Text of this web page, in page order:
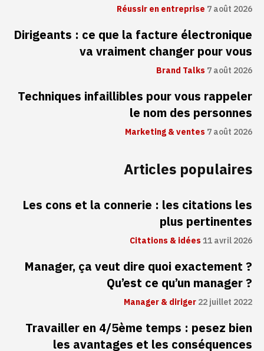
Réussir en entreprise 7 août 2026
Dirigeants : ce que la facture électronique
va vraiment changer pour vous
Brand Talks7 août 2026
Techniques infaillibles pour vous rappeler
le nom des personnes
Marketing & ventes7 août 2026
Articles populaires
Les cons et la connerie : les citations les
plus pertinentes
Citations & idées11 avril 2026
Manager, ça veut dire quoi exactement ?
Qu’est ce qu’un manager ?
Manager & diriger22 juillet 2022
Travailler en 4/5ème temps : pesez bien
les avantages et les conséquences